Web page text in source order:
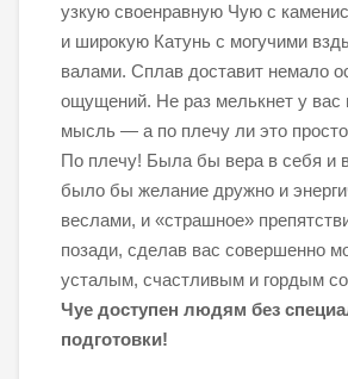
узкую своенравную Чую с
и широкую Катунь с могучими
валами. Сплав доставит немало
ощущений. Не раз мелькнет у вас
мысль — а по плечу ли это
По плечу! Была бы вера в себя и в
было бы желание дружно и
веслами, и «страшное»
позади, сделав вас совершенно
усталым, счастливым и гордым
Чуе доступен людям без
подготовки!